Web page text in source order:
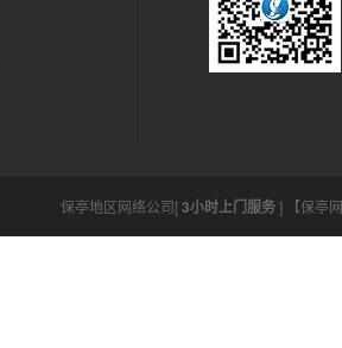
保亭地区网络公司[3小时上门服务] 【保亭